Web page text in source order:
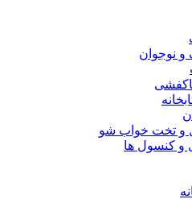
نوجوان
و تخت خواب شو
و کنسول ها